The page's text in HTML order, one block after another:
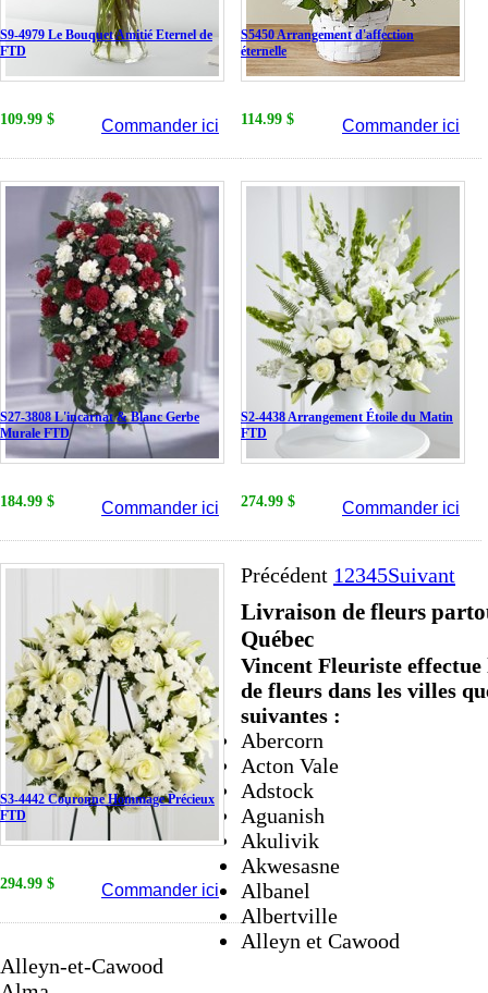
S9-4979 Le Bouquet Amitié Eternel de
FTD
109.99 $ Commander ici
S5450 Arrangement d'affection
éternelle
114.99 $ Commander ici
S27-3808 L'incarnat & Blanc Gerbe
Murale FTD
184.99 $ Commander ici
S2-4438 Arrangement Étoile du Matin
FTD
274.99 $ Commander ici
S3-4442 Couronne Hommage Précieux
FTD
294.99 $ Commander ici
Précédent 12345Suivant
Livraison de fleurs
Québec
Vincent Fleuriste
de fleurs dans les villes
suivantes :
Abercorn
Acton Vale
Adstock
Aguanish
Akulivik
Akwesasne
Albanel
Albertville
Alleyn et Cawood
Alleyn-et-Cawood